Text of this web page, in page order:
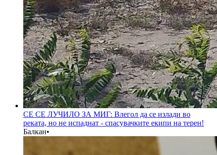
СЕ СЕ ЛУЧИЛО ЗА МИГ: Влегол да се излади во
реката, но не испаднат - спасувачките екипи на терен!
Балкан•